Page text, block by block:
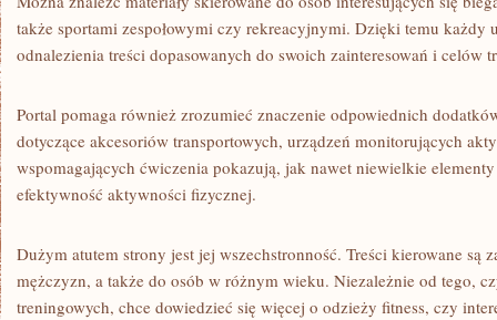
także sportami zespołowymi czy rekreacyjnymi. Dzięki temu każdy
odnalezienia treści dopasowanych do swoich zainteresowań i celów
Portal pomaga również zrozumieć znaczenie odpowiednich
dotyczące akcesoriów transportowych, urządzeń monitorujących
wspomagających ćwiczenia pokazują, jak nawet niewielkie
efektywność aktywności fizycznej.
Dużym atutem strony jest jej wszechstronność. Treści kierowane są
mężczyzn, a także do osób w różnym wieku. Niezależnie od tego,
treningowych, chce dowiedzieć się więcej o odzieży fitness, czy